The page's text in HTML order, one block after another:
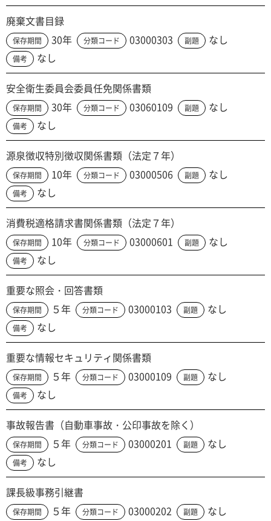
廃棄文書目録
保存期間 30年 分類コード 03000303 副題 なし
備考 なし
安全衛生委員会委員任免関係書類
保存期間 30年 分類コード 03060109 副題 なし
備考 なし
源泉徴収特別徴収関係書類（法定７年）
保存期間 10年 分類コード 03000506 副題 なし
備考 なし
消費税適格請求書関係書類（法定７年）
保存期間 10年 分類コード 03000601 副題 なし
備考 なし
重要な照会・回答書類
保存期間 ５年 分類コード 03000103 副題 なし
備考 なし
重要な情報セキュリティ関係書類
保存期間 ５年 分類コード 03000109 副題 なし
備考 なし
事故報告書（自動車事故・公印事故を除く）
保存期間 ５年 分類コード 03000201 副題 なし
備考 なし
課長級事務引継書
保存期間 ５年 分類コード 03000202 副題 なし